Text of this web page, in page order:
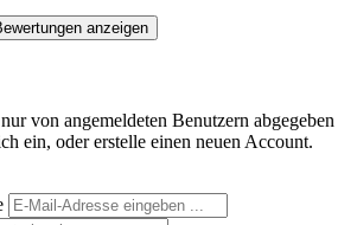
anzeigen
von angemeldeten Benutzern abgegeben
ein, oder erstelle einen neuen Account.